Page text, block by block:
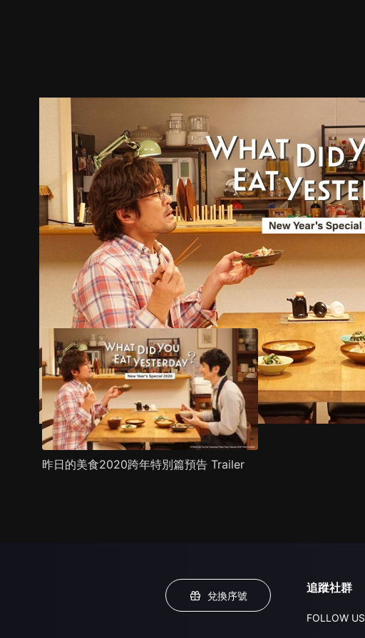
劇照 推薦影片 劇情介紹
昨日的美食2020跨年特別篇預告 Trailer
兌換序號
追蹤社群
FOLLOW US